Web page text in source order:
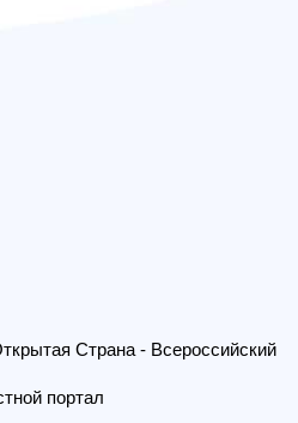
Страна - Всероссийский
портал